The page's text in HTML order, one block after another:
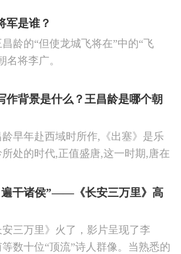
军是谁？
龄的“但使龙城飞将在”中的“飞
名将李广。
作背景是什么？王昌龄是哪个朝
龄早年赴西域时所作,《出塞》是乐
处的时代,正值盛唐,这一时期,唐在
现一种慷慨激昂的向上精神,和克敌
同时,频繁的边塞战争,也使人民不
遍干诸侯”——《长安三万里》高
三万里》火了，影片呈现了李
数十位“顶流”诗人群像。当熟悉的